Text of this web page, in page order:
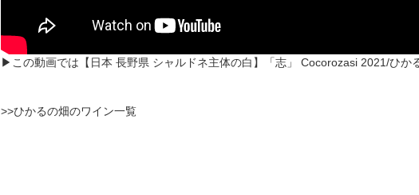
▶この動画では【日本 長野県 シャルドネ主体の白】「志」 Cocorozasi 2021/ひか
>>ひかるの畑のワイン一覧